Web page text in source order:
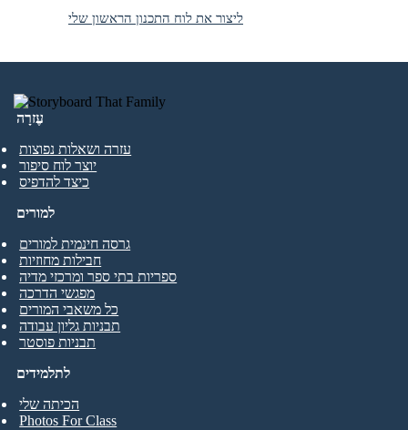
ליצור את לוח התכנון הראשון שלי
עֶזרָה
עזרה ושאלות נפוצות
יוצר לוח סיפור
כיצד להדפיס
לתלמידים
הכיתה שלי
Photos For Class
למורים
גרסה חינמית למורים
חבילות מחוזיות
ספריות בתי ספר ומרכזי מדיה
מפגשי הדרכה
כל משאבי המורים
תבניות גליון עבודה
תבניות פוסטר